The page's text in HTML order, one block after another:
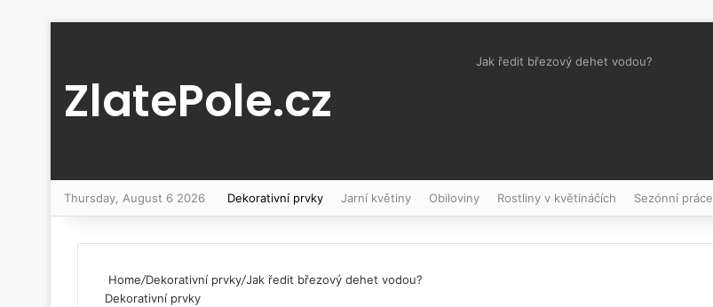
ZlatePole.cz
Jak ředit březový dehet vodou?
Thursday, August 6 2026 Dekorativní prvky Jarní květiny Obiloviny Rostliny v květináčích Sezónní práce
Home/Dekorativní prvky/Jak ředit březový dehet vodou?
Dekorativní prvky